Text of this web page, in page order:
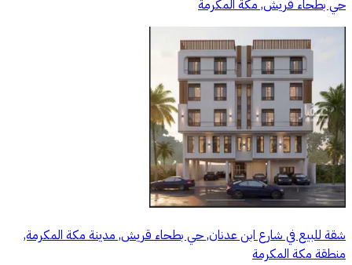
حي بطحاء قريش, مكة المكرمة
شقة للبيع في شارع ابن عدنان, حي بطحاء قريش, مدينة مكة المكرمة,
منطقة مكة المكرمة